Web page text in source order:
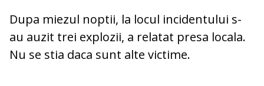
Dupa miezul noptii, la locul incidentului s-
au auzit trei explozii, a relatat presa locala.
Nu se stia daca sunt alte victime.